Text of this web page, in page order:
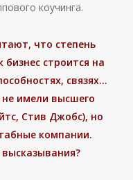
коучинга.
что степень
бизнес строится на
связях…
имели высшего
Стив Джобс), но
компании.
высказывания?